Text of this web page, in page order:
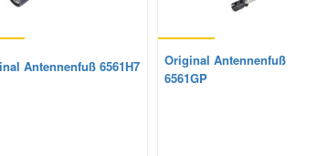
Antennenfuß 6561H7
Original Antennenfuß
6561GP